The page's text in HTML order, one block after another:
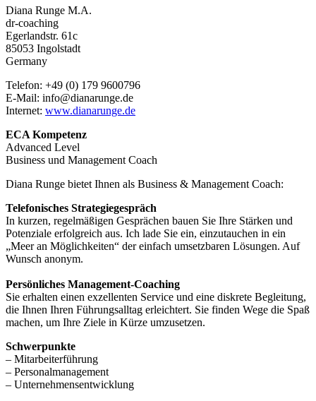
Diana Runge M.A.
dr-coaching
Egerlandstr. 61c
85053 Ingolstadt
Germany
Telefon: +49 (0) 179 9600796
E-Mail: info@dianarunge.de
Internet: www.dianarunge.de
ECA Kompetenz
Advanced Level
Business und Management Coach
Diana Runge bietet Ihnen als Business & Management Coach:
Telefonisches Strategiegespräch
In kurzen, regelmäßigen Gesprächen bauen Sie Ihre Stärken und
Potenziale erfolgreich aus. Ich lade Sie ein, einzutauchen in ein
„Meer an Möglichkeiten“ der einfach umsetzbaren Lösungen. Auf
Wunsch anonym.
Persönliches Management-Coaching
Sie erhalten einen exzellenten Service und eine diskrete Begleitung,
die Ihnen Ihren Führungsalltag erleichtert. Sie finden Wege die Spaß
machen, um Ihre Ziele in Kürze umzusetzen.
Schwerpunkte
– Mitarbeiterführung
– Personalmanagement
– Unternehmensentwicklung